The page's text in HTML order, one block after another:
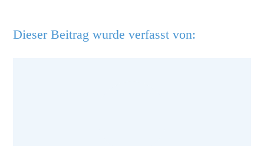
Dieser Beitrag wurde verfasst von: